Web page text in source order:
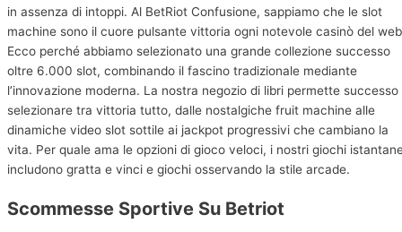
in assenza di intoppi. Al BetRiot Confusione, sappiamo che le slot
machine sono il cuore pulsante vittoria ogni notevole casinò del
Ecco perché abbiamo selezionato una grande collezione successo
oltre 6.000 slot, combinando il fascino tradizionale mediante
l’innovazione moderna. La nostra negozio di libri permette successo
selezionare tra vittoria tutto, dalle nostalgiche fruit machine alle
dinamiche video slot sottile ai jackpot progressivi che cambiano la
vita. Per quale ama le opzioni di gioco veloci, i nostri giochi
includono gratta e vinci e giochi osservando la stile arcade.
Scommesse Sportive Su Betriot